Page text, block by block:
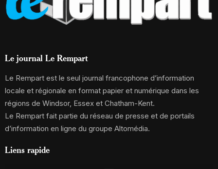
Le journal Le Rempart
Le Rempart est le seul journal francophone d’information
locale et régionale en format papier et numérique dans les
régions de Windsor, Essex et Chatham-Kent.
Le Rempart fait partie du réseau de presse et de portails
d’information en ligne du groupe Altomédia.
Liens rapide